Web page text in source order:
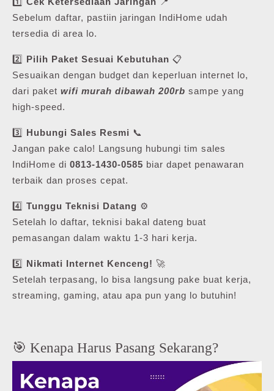
Sebelum daftar, pastiin jaringan IndiHome udah
tersedia di area lo.
2️⃣ Pilih Paket Sesuai Kebutuhan 📋
Sesuaikan dengan budget dan keperluan internet lo,
dari paket wifi murah dibawah 200rb sampe yang
high-speed.
3️⃣ Hubungi Sales Resmi 📞
Jangan pake calo! Langsung hubungi tim sales
IndiHome di 0813-1430-0585 biar dapet penawaran
terbaik dan proses cepat.
4️⃣ Tunggu Teknisi Datang ⚙️
Setelah lo daftar, teknisi bakal dateng buat
pemasangan dalam waktu 1-3 hari kerja.
5️⃣ Nikmati Internet Kenceng! 🚀
Setelah terpasang, lo bisa langsung pake buat kerja,
streaming, gaming, atau apa pun yang lo butuhin!
🎯 Kenapa Harus Pasang Sekarang?